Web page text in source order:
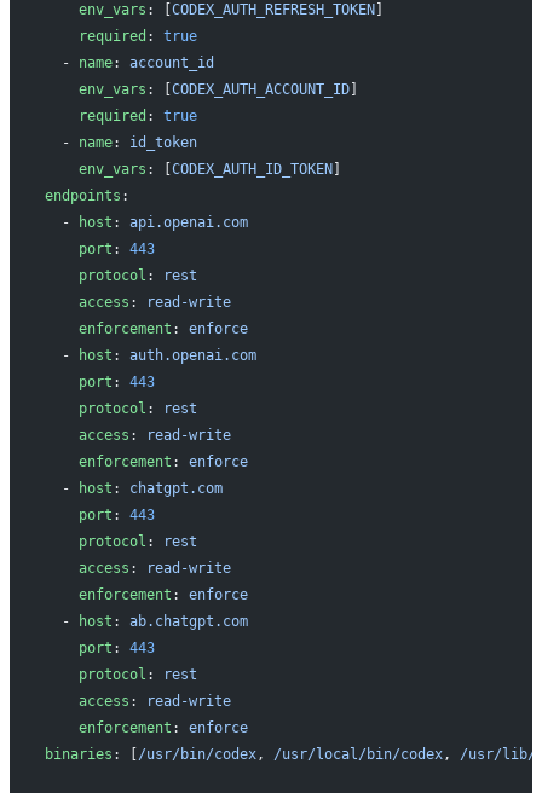
    env_vars
: [ CODEX_AUTH_REFRESH_TOKEN
    required
: true
  -
name: account_id
    env_vars
: [ CODEX_AUTH_ACCOUNT_ID]
    required
: true
  -
name: id_token
    env_vars
: [ CODEX_AUTH_ID_TOKEN
endpoints :
  -
host : api.openai.com
    port
: 443
    protocol
:
rest
    access
:
read-write
    enforcement
: enforce
  -
host : auth.openai.com
    port
: 443
    protocol
:
rest
    access
:
read-write
    enforcement
: enforce
  -
host : chatgpt.com
    port
: 443
    protocol
:
rest
    access
:
read-write
    enforcement
: enforce
  -
host : ab.chatgpt.com
    port
: 443
    protocol
:
rest
    access
:
read-write
    enforcement
: enforce
binaries : [ /usr/bin/codex, /usr/local/bin/codex, /usr/lib/